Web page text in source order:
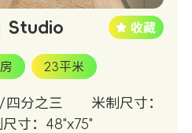
Studio
23平米
分之三
米制尺寸：
尺寸：48"x75"